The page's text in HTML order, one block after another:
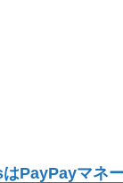
PayPayマネ